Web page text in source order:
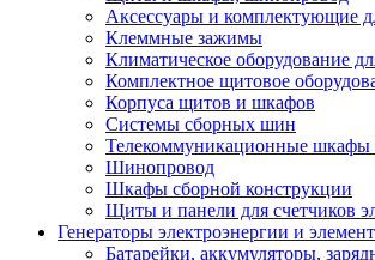
Аксессуары и комплектующие
Клеммные зажимы
Климатическое оборудование
Комплектное щитовое
Корпуса щитов и шкафов
Системы сборных шин
Телекоммуникационные шкафы
Шинопровод
Шкафы сборной конструкции
Щиты и панели для счетчиков
Генераторы электроэнергии и
Батарейки, аккумуляторы,